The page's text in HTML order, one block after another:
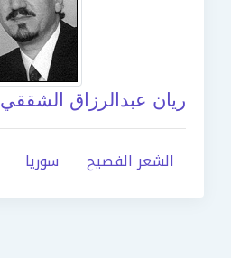
ريان عبدالرزاق الشققي
الشعر الفصيح سوريا